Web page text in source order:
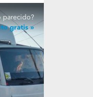
parecido?
gratis